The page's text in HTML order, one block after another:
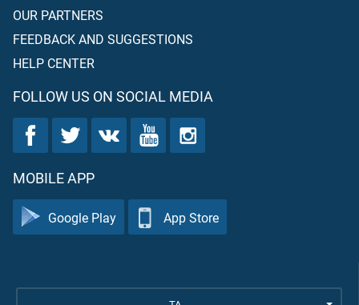
OUR PARTNERS
FEEDBACK AND SUGGESTIONS
HELP CENTER
FOLLOW US ON SOCIAL MEDIA
MOBILE APP
Google Play App Store